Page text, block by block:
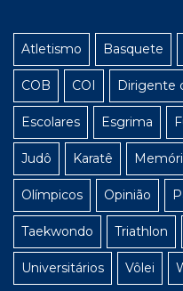
Atletismo Basquete
COB COI Dirigente
Escolares Esgrima
Judô Karatê
Olímpicos Opinião
Taekwondo Triathlon
Universitários Vôlei